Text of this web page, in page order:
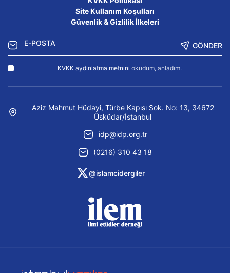
Site Kullanım Koşulları
Güvenlik & Gizlilik İlkeleri
GÖNDER
KVKK aydınlatma metnini okudum, anladım.
Aziz Mahmut Hüdayi, Türbe Kapısı Sok. No: 13, 34672
Üsküdar/İstanbul
idp@idp.org.tr
(0216) 310 43 18
@islamcidergiler